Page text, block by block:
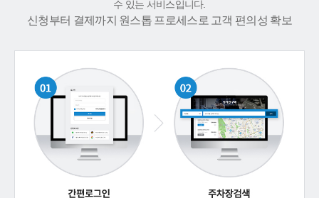
수 있는 서비스입니다.
신청부터 결제까지 원스톱 프로세스로 고객 편의성 확보